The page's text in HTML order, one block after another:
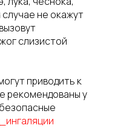
не окажут
слизистой
приводить к
рекомендованы у